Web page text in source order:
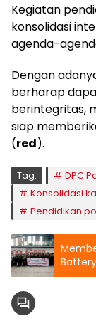
Kegiatan
konsolidasi
agenda-
Dengan
berharap
berintegritas,
siap
(red).
Tag:
DPC
Konsolidasi
Pendidikan